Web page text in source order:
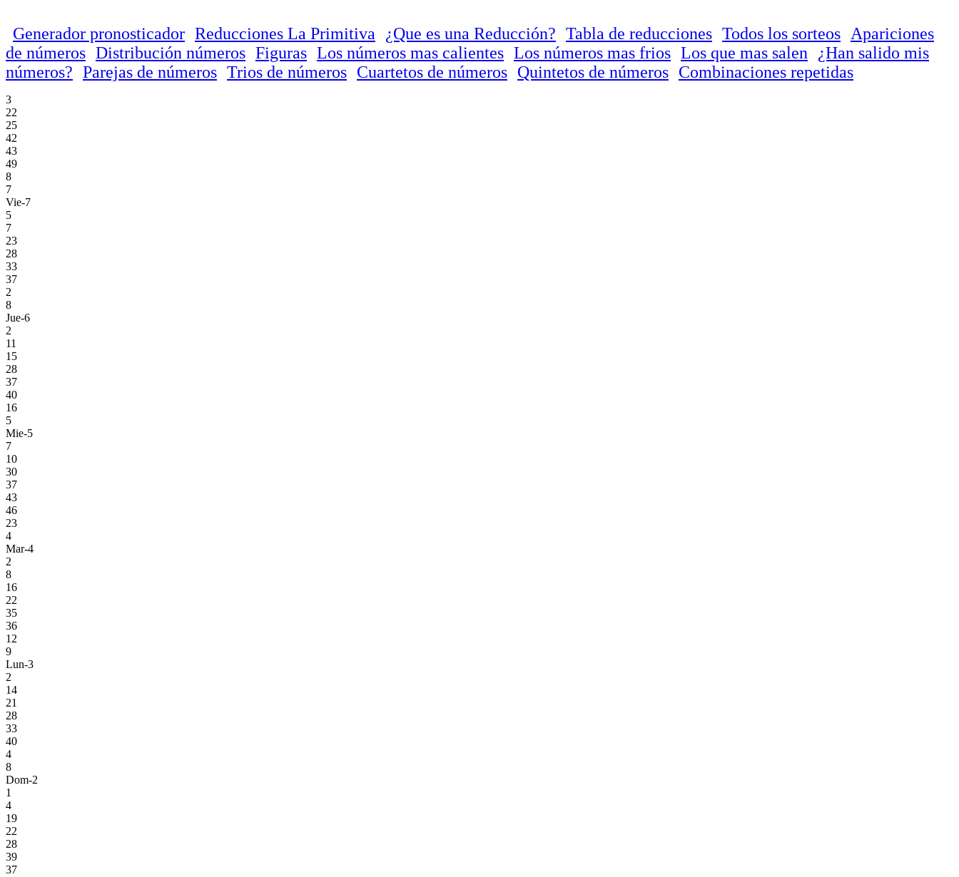
Generador pronosticador Reducciones La Primitiva ¿Que es una Reducción? Tabla de reducciones Todos los sorteos
Apariciones
de números Distribución números Figuras Los números mas calientes Los números mas frios Los que mas salen
¿Han salido mis
números? Parejas de números Trios de números Cuartetos de números Quintetos de números Combinaciones repetidas
3
22
25
42
43
49
8
7
Vie-7
5
7
23
28
33
37
2
8
Jue-6
2
11
15
28
37
40
16
5
Mie-5
7
10
30
37
43
46
23
4
Mar-4
2
8
16
22
35
36
12
9
Lun-3
2
14
21
28
33
40
4
8
Dom-2
1
4
19
22
28
39
37